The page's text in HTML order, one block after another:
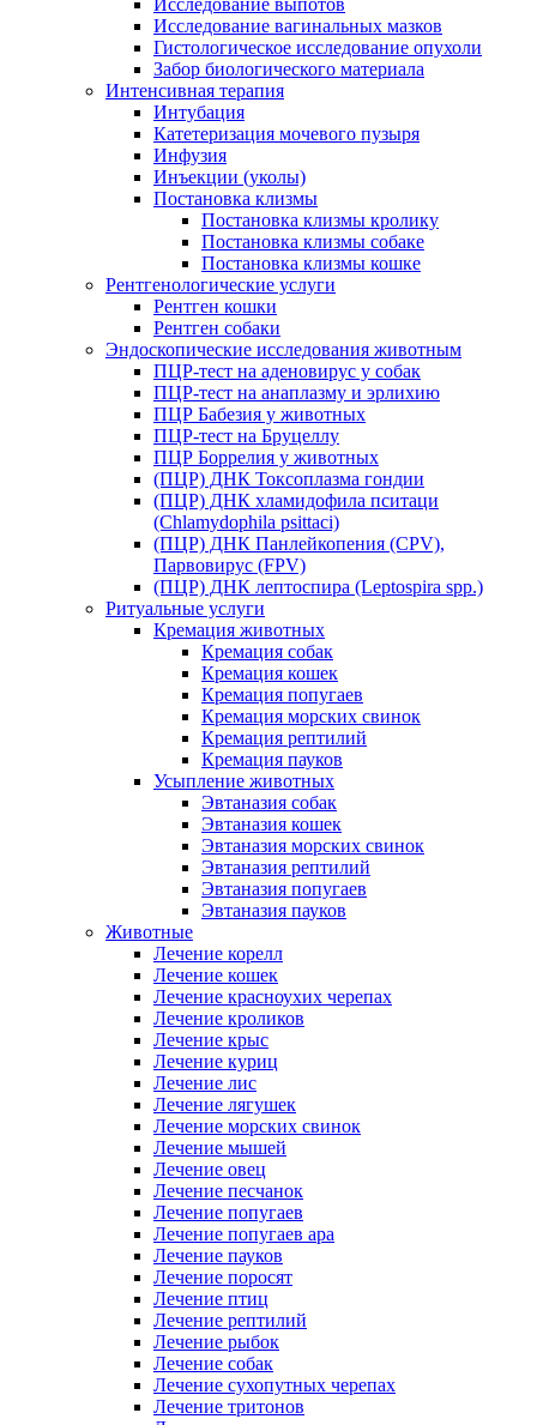
Исследование выпотов
Исследование вагинальных мазков
Гистологическое исследование опухоли
Забор биологического материала
Интенсивная терапия
Интубация
Катетеризация мочевого пузыря
Инфузия
Инъекции (уколы)
Постановка клизмы
Постановка клизмы кролику
Постановка клизмы собаке
Постановка клизмы кошке
Рентгенологические услуги
Рентген кошки
Рентген собаки
Эндоскопические исследования животным
ПЦР-тест на аденовирус у собак
ПЦР-тест на анаплазму и эрлихию
ПЦР Бабезия у животных
ПЦР-тест на Бруцеллу
ПЦР Боррелия у животных
(ПЦР) ДНК Токсоплазма гондии
(ПЦР) ДНК хламидофила пситаци
(Chlamydophila psittaci)
(ПЦР) ДНК Панлейкопения (CPV),
Парвовирус (FPV)
(ПЦР) ДНК лептоспира (Leptospira spp.)
Ритуальные услуги
Кремация животных
Кремация собак
Кремация кошек
Кремация попугаев
Кремация морских свинок
Кремация рептилий
Кремация пауков
Усыпление животных
Эвтаназия собак
Эвтаназия кошек
Эвтаназия морских свинок
Эвтаназия рептилий
Эвтаназия попугаев
Эвтаназия пауков
Животные
Лечение корелл
Лечение кошек
Лечение красноухих черепах
Лечение кроликов
Лечение крыс
Лечение куриц
Лечение лис
Лечение лягушек
Лечение морских свинок
Лечение мышей
Лечение овец
Лечение песчанок
Лечение попугаев
Лечение попугаев ара
Лечение пауков
Лечение поросят
Лечение птиц
Лечение рептилий
Лечение рыбок
Лечение собак
Лечение сухопутных черепах
Лечение тритонов